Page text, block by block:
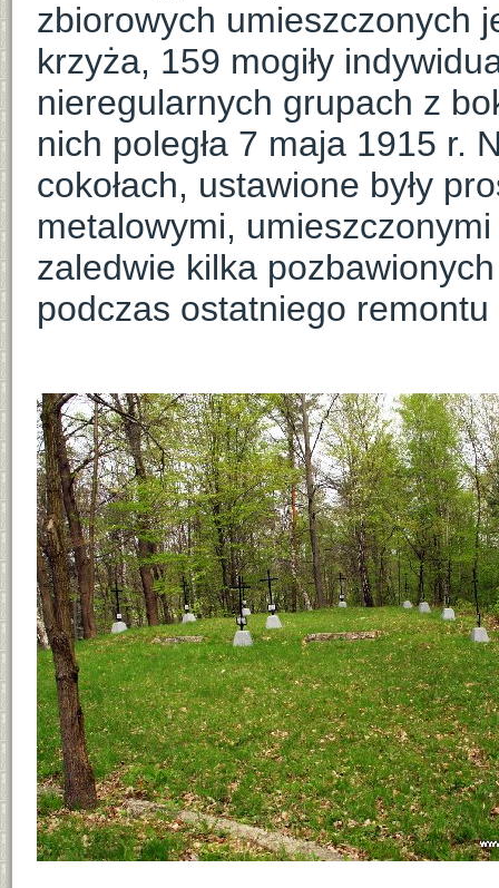
zbiorowych umieszczonych
krzyża, 159 mogiły
nieregularnych grupach z
nich poległa 7 maja 1915 r.
cokołach, ustawione były
metalowymi,
zaledwie kilka
podczas ostatniego